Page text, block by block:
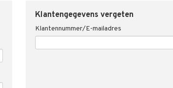
Klantengegevens vergeten
Klantennummer/E-mailadres